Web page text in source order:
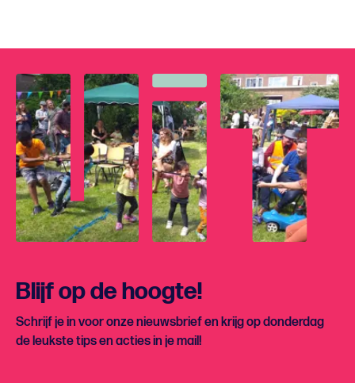
Blijf op de hoogte!
Schrijf je in voor onze nieuwsbrief en krijg op donderdag
de leukste tips en acties in je mail!